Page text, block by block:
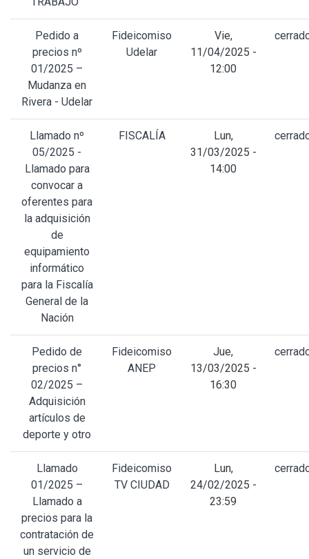
Pedido a
precios nº
01/2025 –
Mudanza en
Rivera - Udelar
Fideicomiso
Udelar
Vie,
11/04/2025 -
12:00
Llamado nº
05/2025 -
Llamado para
convocar a
oferentes para
la adquisición
de
equipamiento
informático
para la Fiscalía
General de la
Nación
FISCALÍA
Lun,
31/03/2025 -
14:00
Pedido de
precios n°
02/2025 –
Adquisición
artículos de
deporte y otro
Fideicomiso
ANEP
Jue,
13/03/2025 -
16:30
Llamado
01/2025 –
Llamado a
precios para la
contratación de
un servicio de
Fideicomiso
TV CIUDAD
Lun,
24/02/2025 -
23:59